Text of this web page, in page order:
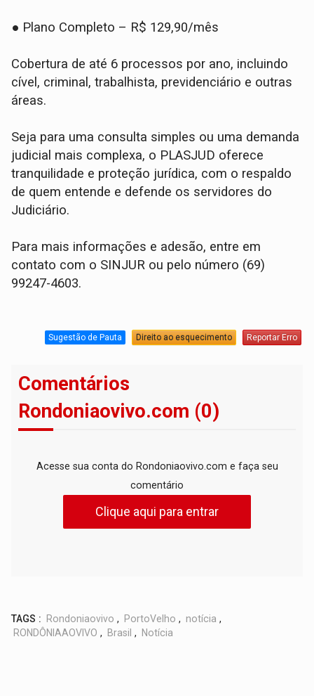
● Plano Completo – R$ 129,90/mês
Cobertura de até 6 processos por ano, incluindo
cível, criminal, trabalhista, previdenciário e outras
áreas.
Seja para uma consulta simples ou uma demanda
judicial mais complexa, o PLASJUD oferece
tranquilidade e proteção jurídica, com o respaldo
de quem entende e defende os servidores do
Judiciário.
Para mais informações e adesão, entre em
contato com o SINJUR ou pelo número (69)
99247-4603.
Sugestão de Pauta Direito ao esquecimento Reportar Erro
Comentários
Rondoniaovivo.com (0)
Acesse sua conta do Rondoniaovivo.com e faça seu
comentário
Clique aqui para entrar
TAGS : Rondoniaovivo , PortoVelho , notícia ,
RONDÔNIAAOVIVO , Brasil , Notícia